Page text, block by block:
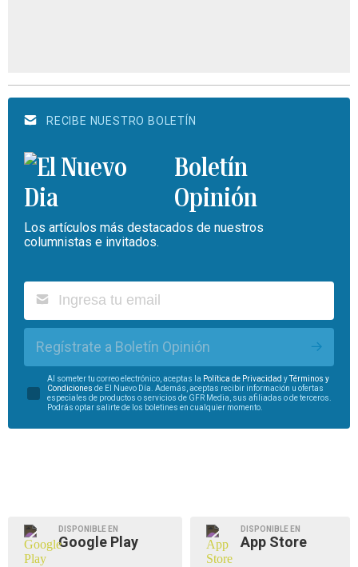
RECIBE NUESTRO BOLETÍN
Boletín
Opinión
Los artículos más destacados de nuestros
columnistas e invitados.
Regístrate a Boletín Opinión
Al someter tu correo electrónico, aceptas la Política de Privacidad yTérminos y
Condiciones de El Nuevo Día. Además, aceptas recibir información u ofertas
especiales de productos o servicios de GFR Media, sus afiliadas o de terceros.
Podrás optar salirte de los boletines en cualquier momento.
DISPONIBLE EN
Google Play
DISPONIBLE EN
App Store